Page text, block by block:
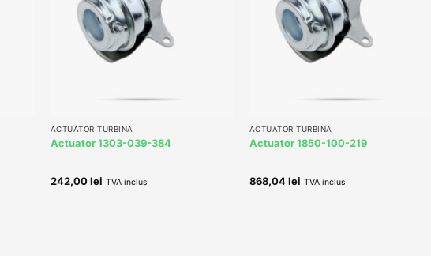
ACTUATOR TURBINA
Actuator 1303-039-384
242,00lei TVA inclus
ACTUATOR TURBINA
Actuator 1850-100-219
868,04lei TVA inclus